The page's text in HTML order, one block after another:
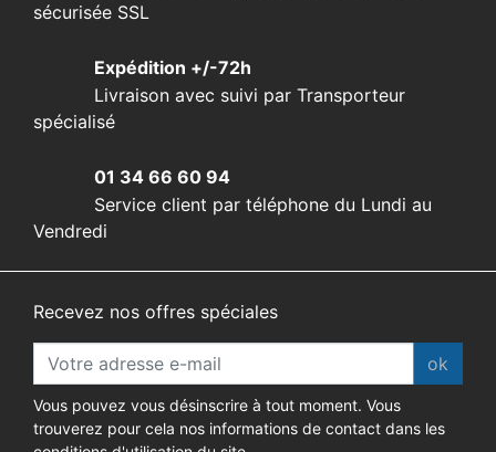
sécurisée SSL
Expédition +/-72h
Livraison avec suivi par Transporteur
spécialisé
01 34 66 60 94
Service client par téléphone du Lundi au
Vendredi
Recevez nos offres spéciales
ok
Vous pouvez vous désinscrire à tout moment. Vous
trouverez pour cela nos informations de contact dans les